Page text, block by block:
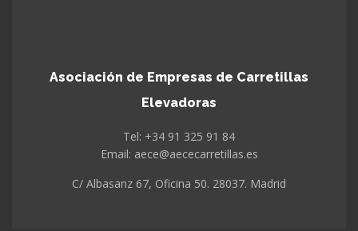
Asociación de Empresas de Carretillas
Elevadoras
Tel: +34 91 325 91 84
Email: aece@aececarretillas.es
C/ Albasanz 67, Oficina 50. 28037. Madrid